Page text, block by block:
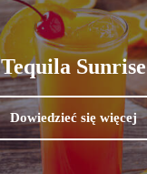
Tequila Sunrise
Dowiedzieć się więcej